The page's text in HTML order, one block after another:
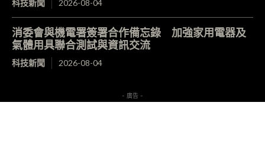
科技新聞 2026-08-04
消委會與機電署簽署合作備忘錄 加強家用電器及
氣體用具聯合測試與資訊交流
科技新聞 2026-08-04
- 廣告 -